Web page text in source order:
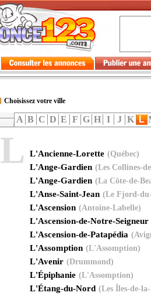
Choisissez votre ville
A B C D E F G H I J K L
L L'Ancienne-Lorette (Québec)
L'Ange-Gardien (Les Collines-
L'Ange-Gardien (La Côte-de-
L'Anse-Saint-Jean (Le Fjord-
L'Ascension (Antoine-Labelle)
L'Ascension-de-Notre-Seigneur
L'Ascension-de-Patapédia
L'Assomption (L'Assomption)
L'Avenir (Drummond)
L'Épiphanie (L'Assomption)
L'Étang-du-Nord (Les Îles-de-